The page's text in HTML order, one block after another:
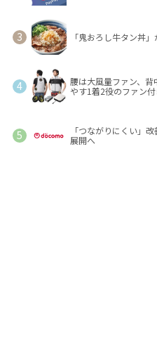
「鬼おろし牛タン丼
腰は大風量ファン、
やす1着2役のファン
「つながりにくい」
展開へ